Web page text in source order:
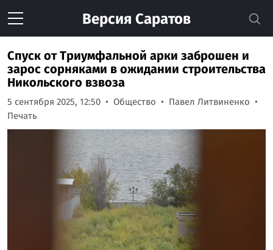
Версия Саратов
Спуск от Триумфальной арки заброшен и
зарос сорняками в ожидании строительства
Никольского взвоза
5 сентября 2025, 12:50 Общество
Павел Литвиненко
Печать